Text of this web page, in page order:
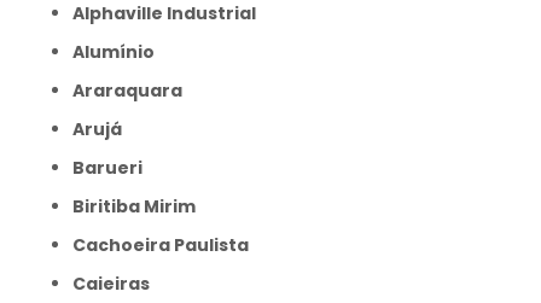
Alphaville Industrial
Alumínio
Araraquara
Arujá
Barueri
Biritiba Mirim
Cachoeira Paulista
Caieiras